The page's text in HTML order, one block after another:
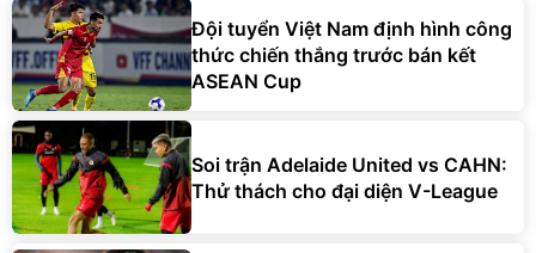
Đội tuyển Việt Nam định hình công
thức chiến thắng trước bán kết
ASEAN Cup
Soi trận Adelaide United vs CAHN:
Thử thách cho đại diện V-League